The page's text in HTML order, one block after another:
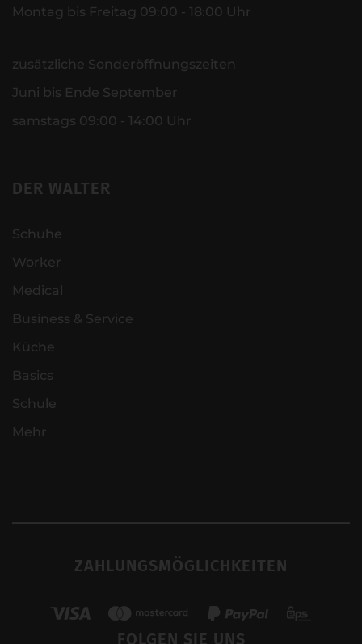
Montag bis Freitag 09:00 - 18:00 Uhr
zusätzliche Sonderöffnungszeiten
Juni bis Ende September
samstags 09:00 - 14:00 Uhr
DER WALTER
Schuhe
Worker
Medical
Business & Service
Küche
Basics
Schule
Mehr
ZAHLUNGSMÖGLICHKEITEN
FOLGEN SIE UNS